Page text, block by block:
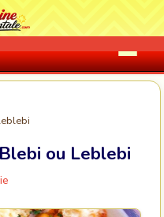
Blebi ou Leblebi